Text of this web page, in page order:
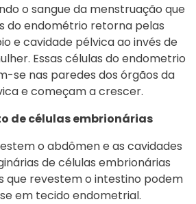
o sangue da menstruação que
do endométrio retorna pelas
e cavidade pélvica ao invés de
Essas células do endometrio
se nas paredes dos órgãos da
e começam a crescer.
de células embrionárias
o abdômen e as cavidades
de células embrionárias
que revestem o intestino podem
em tecido endometrial.